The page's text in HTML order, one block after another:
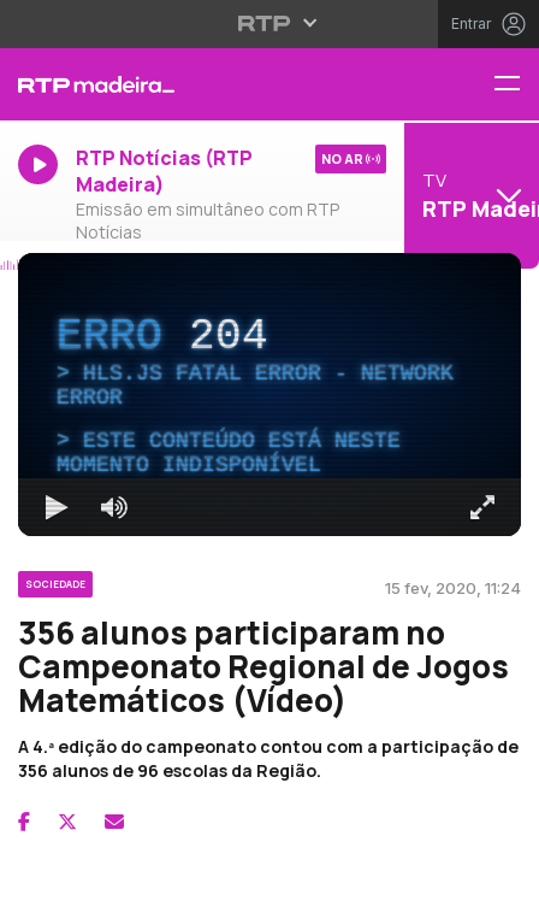
Entrar
RTP Notícias (RTP
Madeira)
Emissão em simultâneo com RTP
Notícias
NO AR
TV
RTP
ERRO204
HLS.JS FATAL ERROR - NETWORK
ERROR
ESTE CONTEÚDO ESTÁ NESTE
MOMENTO INDISPONÍVEL
SOCIEDADE 15 fev, 2020, 11:24
356 alunos participaram no
Campeonato Regional de Jogos
Matemáticos (Vídeo)
A 4.ª edição do campeonato contou com a participação de
356 alunos de 96 escolas da Região.